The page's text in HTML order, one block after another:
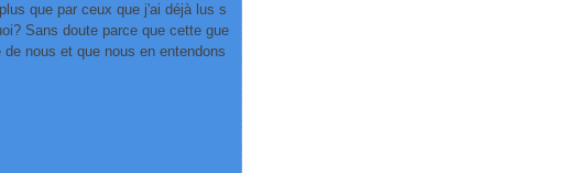
que par ceux que j'ai déjà lus s
Sans doute parce que cette gue
nous et que nous en entendons